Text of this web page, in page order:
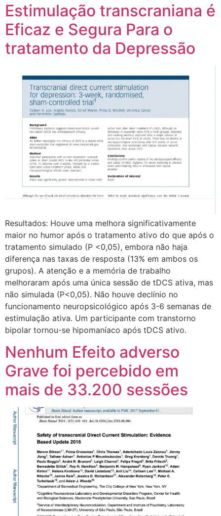
Estimulação transcraniana é
Eficaz e Segura Para o
tratamento da Depressão
Resultados: Houve uma melhora significativamente
maior no humor após o tratamento ativo do que após o
tratamento simulado (P <0,05), embora não haja
diferença nas taxas de resposta (13% em ambos os
grupos). A atenção e a memória de trabalho
melhoraram após uma única sessão de tDCS ativa, mas
não simulada (P<0,05). Não houve declínio no
funcionamento neuropsicológico após 3-6 semanas de
estimulação ativa. Um participante com transtorno
bipolar tornou-se hipomaníaco após tDCS ativo.
Nenhum Efeito adverso
Grave foi percebido em
mais de 33.200 sessões